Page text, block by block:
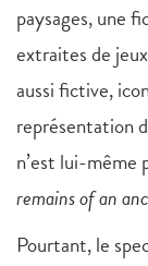
paysages, une
extraites de
aussi fictive,
représentation
n’est lui-même
remains of an
Pourtant, le